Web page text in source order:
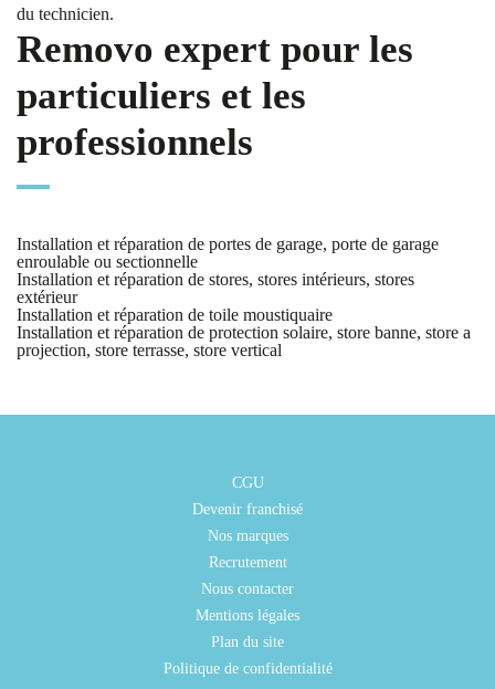
du technicien.
Removo expert pour les
particuliers et les
professionnels
Installation et réparation de portes de garage, porte de garage
enroulable ou sectionnelle
Installation et réparation de stores, stores intérieurs, stores
extérieur
Installation et réparation de toile moustiquaire
Installation et réparation de protection solaire, store banne, store a
projection, store terrasse, store vertical
CGU
Devenir franchisé
Nos marques
Recrutement
Nous contacter
Mentions légales
Plan du site
Politique de confidentialité